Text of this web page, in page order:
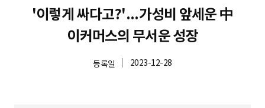
하
기
'이렇게 싸다고?'...가성비 앞세운 中
이커머스의 무서운 성장
등록일 2023-12-28